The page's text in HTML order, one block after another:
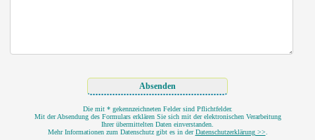
Die mit * gekennzeichneten Felder sind Pflichtfelder.
Mit der Absendung des Formulars erklären Sie sich mit der elektronischen Verarbeitung
Ihrer übermittelten Daten einverstanden.
Mehr Informationen zum Datenschutz gibt es in derDatenschutzerklärung >>